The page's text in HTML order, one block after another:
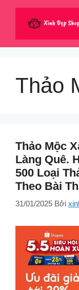
dung
Thảo
Thảo Mộc
Làng Quê.
500 Loại
Theo Bài
31/01/2025 Bởi